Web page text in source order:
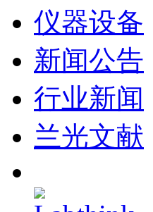
仪器设备
新闻公告
行业新闻
兰光文献